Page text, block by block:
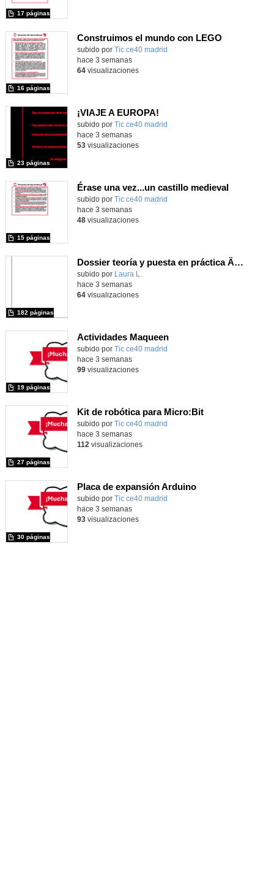
17 páginas
Construimos el mundo con LEGO
subido por Tic ce40 madrid
16 páginas
hace 3 semanas
64visualizaciones
¡VIAJE A EUROPA!
subido por Tic ce40 madrid
23 páginas
hace 3 semanas
53visualizaciones
Érase una vez...un castillo medieval
subido por Tic ce40 madrid
15 páginas
hace 3 semanas
48visualizaciones
Dossier teoría y puesta en práctica Äprendizaje Basado en Juegos en Educación Infantil y Primaria
Contenido educativo.
subido por Laura L.
182 páginas
hace 3 semanas
64visualizaciones
Actividades Maqueen
Contenido educativo.
subido por Tic ce40 madrid
19 páginas
hace 3 semanas
99visualizaciones
Kit de robótica para Micro:Bit
Contenido educativo.
subido por Tic ce40 madrid
27 páginas
hace 3 semanas
112 visualizaciones
Placa de expansión Arduino
Contenido educativo.
subido por Tic ce40 madrid
30 páginas
hace 3 semanas
93visualizaciones